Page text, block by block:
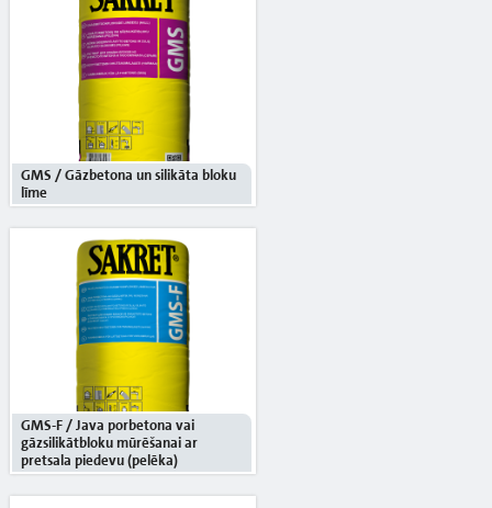
GMS / Gāzbetona un silikāta bloku
līme
GMS-F / Java porbetona vai
gāzsilikātbloku mūrēšanai ar
pretsala piedevu (pelēka)